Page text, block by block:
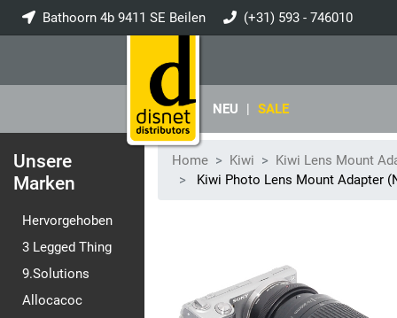
Bathoorn 4b 9411 SE Beilen (+31) 593 - 746010
NEU | SALE
Unsere
Marken
Hervorgehoben
3 Legged Thing
9.Solutions
Allocacoc
Home Kiwi
Kiwi Lens Mount
Kiwi Photo Lens Mount Adapter